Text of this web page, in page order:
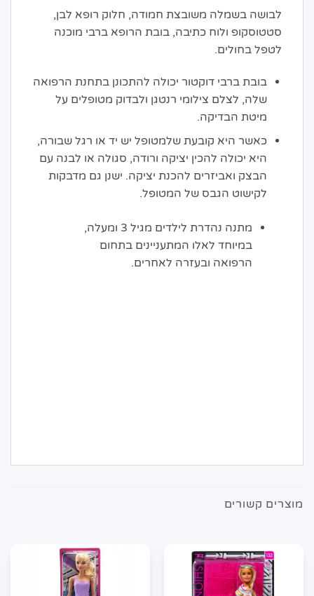
לבושה בשמלה משובצת חמודה, חלוק רופא לבן,
סטטוסקופ ולוח כתיבה, בובת הרופא ברבי מוכנה
לטפל בחולים.
בובת ברבי דוקטור יכולה להתכונן בתחנת הרפואה
שלה, לצלם צילומי רנטגן ולבדוק מטופלים על
מיטת הבדיקה.
כאשר היא קובעת שלמטופל יש יד או רגל שבורה,
היא יכולה להכין יציקה ורודה, סגולה או לבנה עם
הבצק ואביזרים להכנת יציקה. ישנן גם מדבקות
לקישוט הגבס של המטופל.
מתנה נהדרת לילדים מגיל 3 ומעלה,
במיוחד לאלו המתעניינים בתחום
הרפואה ובעזרה לאחרים.
מוצרים קשורים